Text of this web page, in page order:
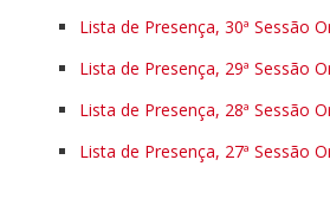
Lista de Presença, 30ª Sessão
Lista de Presença, 29ª Sessão
Lista de Presença, 28ª Sessão
Lista de Presença, 27ª Sessão